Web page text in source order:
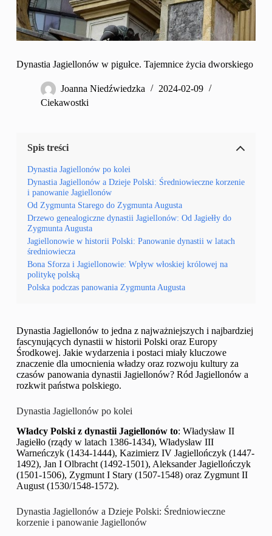
Dynastia Jagiellonów w pigułce. Tajemnice życia dworskiego
Joanna Niedźwiedzka
2024-02-09
Ciekawostki
Spis treści
Dynastia Jagiellonów po kolei
Dynastia Jagiellonów a Dzieje Polski: Średniowieczne korzenie
i panowanie Jagiellonów
Od Zygmunta Starego do Zygmunta Augusta
Drzewo genealogiczne dynastii Jagiellonów: Od Jagiełły do
Zygmunta Augusta
Jagiellonowie w historii Polski: Panowanie dynastii w latach
średniowiecza
Bona Sforza i Jagiellonowie: Wpływ włoskiej królowej na
politykę polską
Polska podczas panowania Zygmunta Augusta
Dynastia Jagiellonów to jedna z najważniejszych i najbardziej
fascynujących dynastii w historii Polski oraz Europy
Środkowej. Jakie wydarzenia i postaci miały kluczowe
znaczenie dla umocnienia władzy oraz rozwoju kultury za
czasów panowania dynastii Jagiellonów? Ród Jagiellonów a
rozkwit państwa polskiego.
Dynastia Jagiellonów po kolei
Władcy Polski z dynastii Jagiellonów to: Władysław II
Jagiełło (rządy w latach 1386-1434), Władysław III
Warneńczyk (1434-1444), Kazimierz IV Jagiellończyk (1447-
1492), Jan I Olbracht (1492-1501), Aleksander Jagiellończyk
(1501-1506), Zygmunt I Stary (1507-1548) oraz Zygmunt II
August (1530/1548-1572).
Dynastia Jagiellonów a Dzieje Polski: Średniowieczne
korzenie i panowanie Jagiellonów